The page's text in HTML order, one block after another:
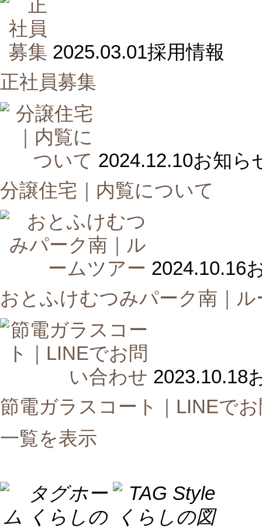
2025.03.01採用情報
正社員募集
2024.12.10お知ら
分譲住宅｜内覧について
2024.10.16
おとふけむつみパーク南｜
2023.10.18
節電ガラスコート｜LINEで
一覧を表示